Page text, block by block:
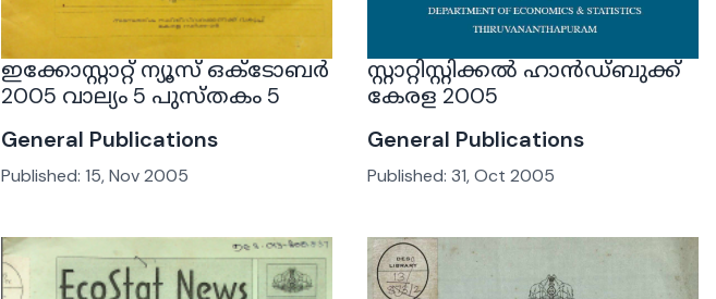
ഇക്കോസ്റ്റാറ്റ് ന്യൂസ് ഒക്ടോബർ
2005 വാല്യം 5 പുസ്തകം 5
General Publications
Published: 15, Nov 2005
സ്റ്റാറ്റിസ്റ്റിക്കൽ ഹാൻഡ്ബുക്ക്
കേരള 2005
General Publications
Published: 31, Oct 2005